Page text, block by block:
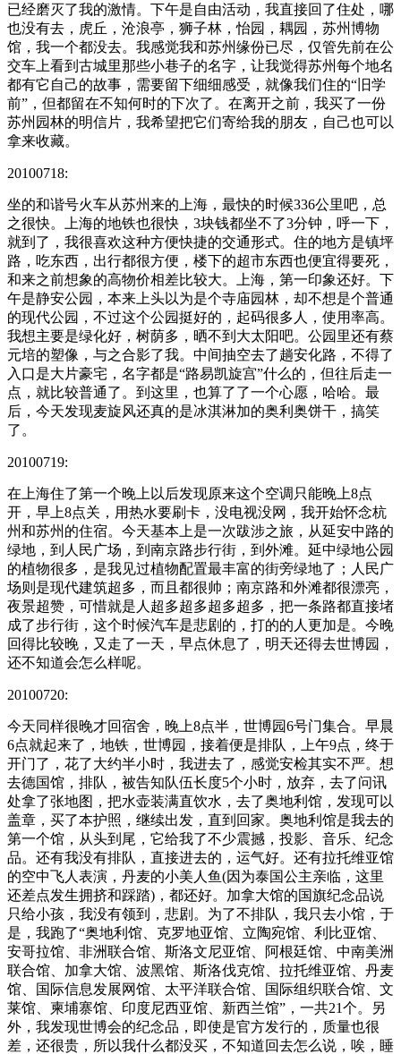
已经磨灭了我的激情。下午是自由活动，我直接回了住处，哪
也没有去，虎丘，沧浪亭，狮子林，怡园，耦园，苏州博物
馆，我一个都没去。我感觉我和苏州缘份已尽，仅管先前在公
交车上看到古城里那些小巷子的名字，让我觉得苏州每个地名
都有它自己的故事，需要留下细细感受，就像我们住的“旧学
前”，但都留在不知何时的下次了。在离开之前，我买了一份
苏州园林的明信片，我希望把它们寄给我的朋友，自己也可以
拿来收藏。
20100718:
坐的和谐号火车从苏州来的上海，最快的时候336公里吧，总
之很快。上海的地铁也很快，3块钱都坐不了3分钟，呼一下，
就到了，我很喜欢这种方便快捷的交通形式。住的地方是镇坪
路，吃东西，出行都很方便，楼下的超市东西也便宜得要死，
和来之前想象的高物价相差比较大。上海，第一印象还好。下
午是静安公园，本来上头以为是个寺庙园林，却不想是个普通
的现代公园，不过这个公园挺好的，起码很多人，使用率高。
我想主要是绿化好，树荫多，晒不到大太阳吧。公园里还有蔡
元培的塑像，与之合影了我。中间抽空去了趟安化路，不得了
入口是大片豪宅，名字都是“路易凯旋宫”什么的，但往后走一
点，就比较普通了。到这里，也算了了一个心愿，哈哈。最
后，今天发现麦旋风还真的是冰淇淋加的奥利奥饼干，搞笑
了。
20100719:
在上海住了第一个晚上以后发现原来这个空调只能晚上8点
开，早上8点关，用热水要刷卡，没电视没网，我开始怀念杭
州和苏州的住宿。今天基本上是一次跋涉之旅，从延安中路的
绿地，到人民广场，到南京路步行街，到外滩。延中绿地公园
的植物很多，是我见过植物配置最丰富的街旁绿地了；人民广
场则是现代建筑超多，而且都很帅；南京路和外滩都很漂亮，
夜景超赞，可惜就是人超多超多超多超多，把一条路都直接堵
成了步行街，这个时候汽车是悲剧的，打的的人更加是。今晚
回得比较晚，又走了一天，早点休息了，明天还得去世博园，
还不知道会怎么样呢。
20100720:
今天同样很晚才回宿舍，晚上8点半，世博园6号门集合。早晨
6点就起来了，地铁，世博园，接着便是排队，上午9点，终于
开门了，花了大约半小时，我进去了，感觉安检其实不严。想
去德国馆，排队，被告知队伍长度5个小时，放弃，去了问讯
处拿了张地图，把水壶装满直饮水，去了奥地利馆，发现可以
盖章，买了本护照，继续出发，直到回家。奥地利馆是我去的
第一个馆，从头到尾，它给我了不少震撼，投影、音乐、纪念
品。还有我没有排队，直接进去的，运气好。还有拉托维亚馆
的空中飞人表演，丹麦的小美人鱼(因为泰国公主亲临，这里
还差点发生拥挤和踩踏)，都还好。加拿大馆的国旗纪念品说
只给小孩，我没有领到，悲剧。为了不排队，我只去小馆，于
是，我跑了“奥地利馆、克罗地亚馆、立陶宛馆、利比亚馆、
安哥拉馆、非洲联合馆、斯洛文尼亚馆、阿根廷馆、中南美洲
联合馆、加拿大馆、波黑馆、斯洛伐克馆、拉托维亚馆、丹麦
馆、国际信息发展网馆、太平洋联合馆、国际组织联合馆、文
莱馆、柬埔寨馆、印度尼西亚馆、新西兰馆”，一共21个。另
外，我发现世博会的纪念品，即使是官方发行的，质量也很
差，还很贵，所以我什么都没买，不知道回去怎么说，唉，睡